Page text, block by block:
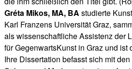
Gréta Mikos, MA, BA studierte
Karl Franzens Universität Graz,
als wissenschaftliche Assistenz der
für GegenwartsKunst in Graz und ist
Ihre Dissertation befasst sich mit